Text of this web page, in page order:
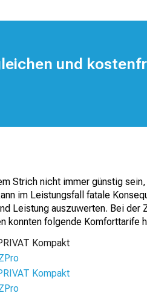
und
Strich nicht immer günstig
im Leistungsfall fatale
Leistung auszuwerten. Bei der
konnten folgende Komforttarife
Kompakt
Kompakt